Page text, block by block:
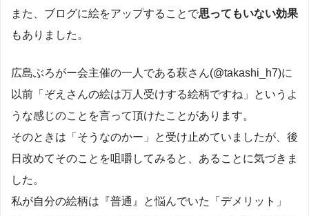
また、ブログに絵をアップすることで思ってもいない効果
もありました。
広島ぶろがー会主催の一人である萩さん(@takashi_h7)に
以前「ぞえさんの絵は万人受けする絵柄ですね」というよ
うな感じのことを言って頂けたことがあります。
そのときは「そうなのかー」と受け止めていましたが、後
日改めてそのことを咀嚼してみると、あることに気づきま
した。
私が自分の絵柄は『普通』と悩んでいた「デメリット」